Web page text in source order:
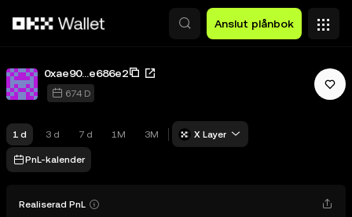
Anslut plånbok
0xae90...e686e2
674 D
1 d 3 d 7 d 1M 3M X Layer
PnL-kalender
Realiserad PnL